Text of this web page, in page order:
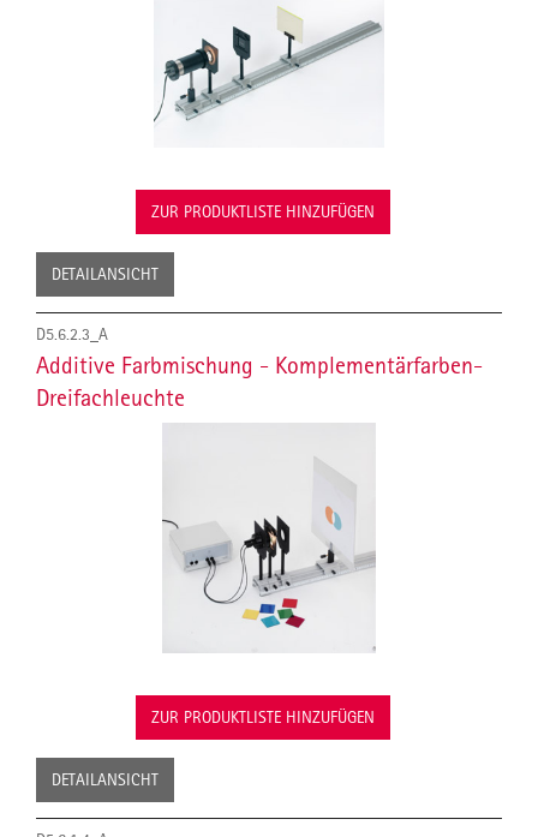
ZUR PRODUKTLISTE HINZUFÜGEN
DETAILANSICHT
D5.6.2.3_A
Additive Farbmischung - Komplementärfarben-
Dreifachleuchte
ZUR PRODUKTLISTE HINZUFÜGEN
DETAILANSICHT